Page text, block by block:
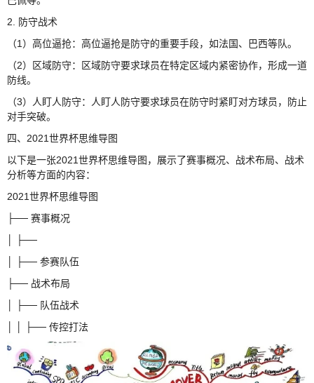
2. 防守战术
（1）高位逼抢：高位逼抢是防守的重要手段，如法国、巴西等队。
（2）区域防守：区域防守要求球员在特定区域内紧密协作，形成一道
防线。
（3）人盯人防守：人盯人防守要求球员在防守时紧盯对方球员，防止
对手突破。
四、2021世界杯思维导图
以下是一张2021世界杯思维导图，展示了赛事概况、战术布局、战术
分析等方面的内容：
2021世界杯思维导图
├── 赛事概况
│ ├──
│ ├── 参赛队伍
├── 战术布局
│ ├── 队伍战术
│ │ ├── 传控打法